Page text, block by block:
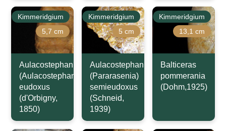
Kimmeridgium
5,7 cm
Aulacostephanus
(Aulacostephanus)
eudoxus
(d'Orbigny,
1850)
Kimmeridgium
5 cm
Aulacostephanus
(Pararasenia)
semieudoxus
(Schneid,
1939)
Kimmeridgium
13,1 cm
Balticeras
pommerania
(Dohm,1925)